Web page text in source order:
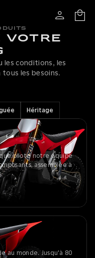
VOTRE
les conditions, les
les besoins.
Héritage
pilote notre équipe
assemblée à
au monde. Jusqu'à 80